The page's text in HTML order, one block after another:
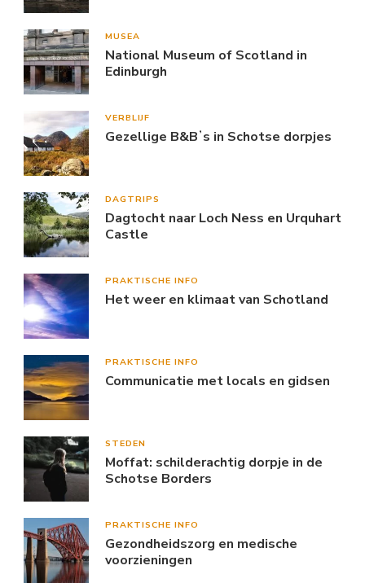
MUSEA
National Museum of Scotland in
Edinburgh
VERBLIJF
Gezellige B&Bʼs in Schotse dorpjes
DAGTRIPS
Dagtocht naar Loch Ness en Urquhart
Castle
PRAKTISCHE INFO
Het weer en klimaat van Schotland
PRAKTISCHE INFO
Communicatie met locals en gidsen
STEDEN
Moffat: schilderachtig dorpje in de
Schotse Borders
PRAKTISCHE INFO
Gezondheidszorg en medische
voorzieningen